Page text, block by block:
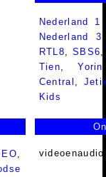
Nederland
Nederland
RTL8,SBS6
Tien,Yorin
Central ,
Kids
EO